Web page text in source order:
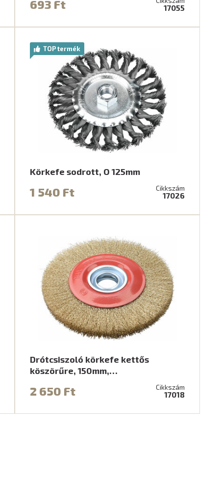
693 Ft 17055
TOP termék
Körkefe sodrott, O 125mm
1 540 Ft Cikkszám
17026
Drótcsiszoló körkefe kettős
köszörűre, 150mm,…
2 650 Ft Cikkszám
17018